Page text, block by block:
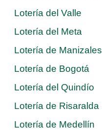
Lotería del Valle
Lotería del Meta
Lotería de Manizales
Lotería de Bogotá
Lotería del Quindío
Lotería de Risaralda
Lotería de Medellín